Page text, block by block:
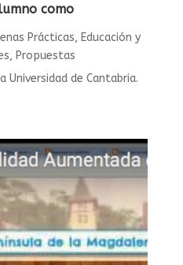
como
Prácticas, Educación y
, Propuestas
de Cantabria.